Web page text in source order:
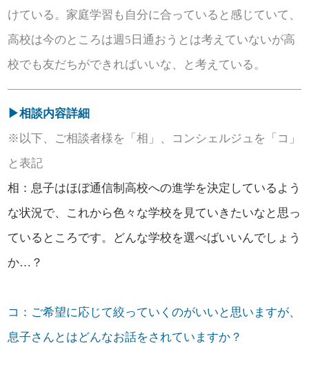
けている。家庭学習も自分に合っていると感じていて、
高校は今のところは週5日通おうとは考えていないが高
校でも友だちができればいいな、と考えている。
▶相談内容詳細
※以下、ご相談者様を「相」、コンシェルジュを「コ」
と表記
相：息子はほぼ通信制高校への進学を決定しているよう
な状況で、これから色々な学校を見ていきたいなと思っ
ているところです。どんな学校を選べばいいんでしょう
か…？
コ：ご希望に応じて絞っていくのがいいと思いますが、
息子さんとはどんなお話をされていますか？